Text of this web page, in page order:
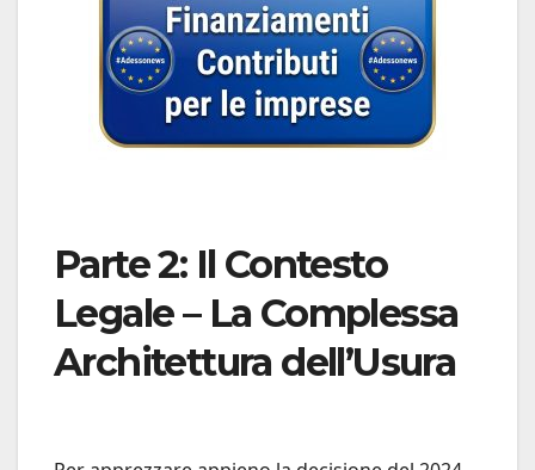
Parte 2: Il Contesto
Legale – La Complessa
Architettura dell’Usura